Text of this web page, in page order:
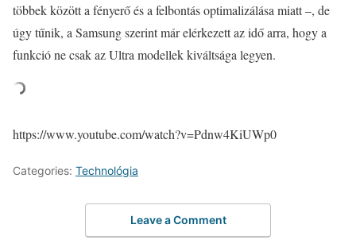
többek között a fényerő és a felbontás optimalizálása miatt –, de
úgy tűnik, a Samsung szerint már elérkezett az idő arra, hogy a
funkció ne csak az Ultra modellek kiváltsága legyen.
https://www.youtube.com/watch?v=Pdnw4KiUWp0
Categories: Technológia
Leave a Comment